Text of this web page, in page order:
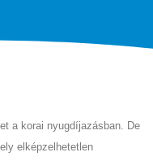
a korai nyugdíjazásban. De
elképzelhetetlen